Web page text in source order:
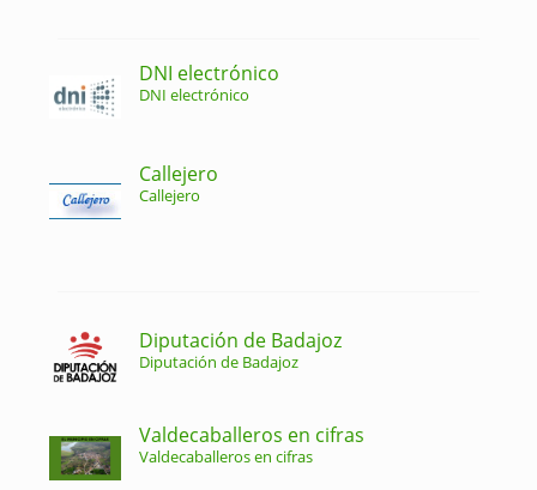
DNI electrónico
DNI electrónico
Callejero
Callejero
Diputación de Badajoz
Diputación de Badajoz
Valdecaballeros en cifras
Valdecaballeros en cifras